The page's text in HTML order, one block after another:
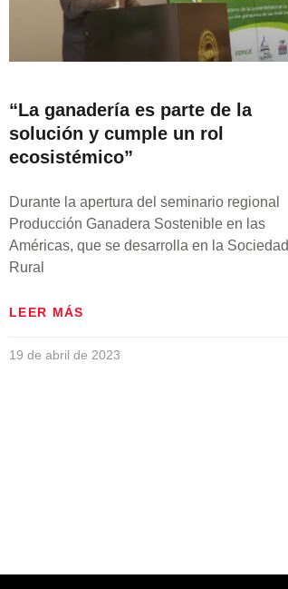
“La ganadería es parte de la
solución y cumple un rol
ecosistémico”
Durante la apertura del seminario regional
Producción Ganadera Sostenible en las
Américas, que se desarrolla en la Sociedad
Rural
LEER MÁS
19 de abril de 2023